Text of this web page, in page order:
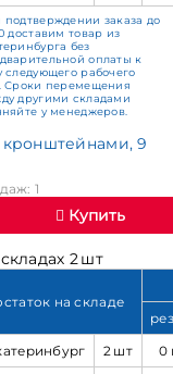
подтверждении заказа до
доставим товар из
без
оплаты к
следующего рабочего
Сроки перемещения
другими складами
у менеджеров.
кронштейнами, 9
1
Купить
2 шт
на складе
2 шт
0